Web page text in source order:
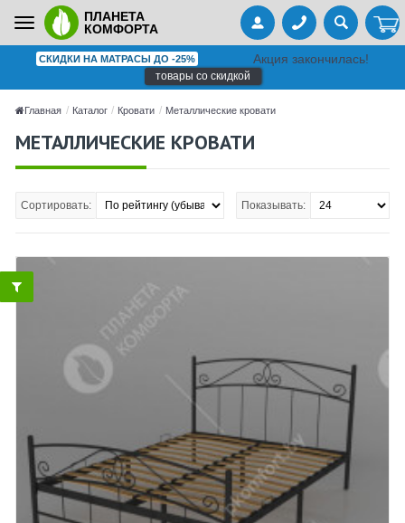
Toggle
navigation
ПЛАНЕТА
КОМФОРТА
СКИДКИ НА МАТРАСЫ ДО -25% Акция закончилась!
товары со скидкой
Главная Каталог Кровати Металлические кровати
МЕТАЛЛИЧЕСКИЕ КРОВАТИ
Сортировать: Показывать: